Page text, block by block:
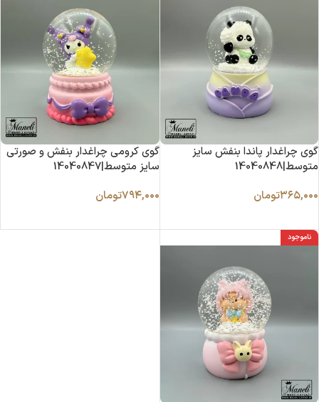
گوی چراغدار پاندا بنفش سایز
متوسط|14040848
۳۶۵,۰۰۰تومان
گوی کرومی چراغدار بنفش و صورتی
سایز متوسط|14040847
۷۹۴,۰۰۰تومان
ناموجود